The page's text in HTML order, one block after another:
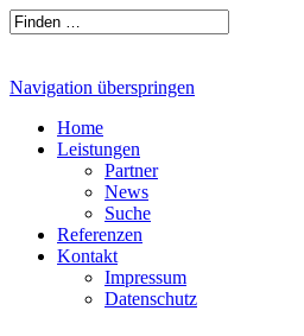
Navigation überspringen
Home
Leistungen
Partner
News
Suche
Referenzen
Kontakt
Impressum
Datenschutz